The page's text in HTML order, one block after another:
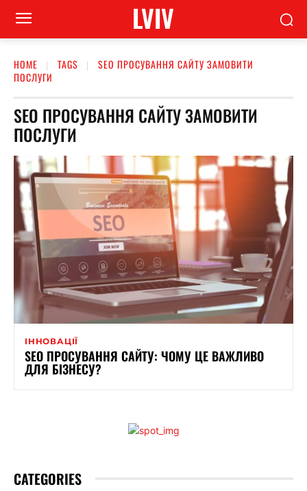
LVIV
HOME TAGS
SEO ПРОСУВАННЯ САЙТУ ЗАМОВИТИ
ПОСЛУГИ
SEO ПРОСУВАННЯ САЙТУ ЗАМОВИТИ
ПОСЛУГИ
ІННОВАЦІЇ
SEO ПРОСУВАННЯ САЙТУ: ЧОМУ ЦЕ ВАЖЛИВО
ДЛЯ БІЗНЕСУ?
CATEGORIES